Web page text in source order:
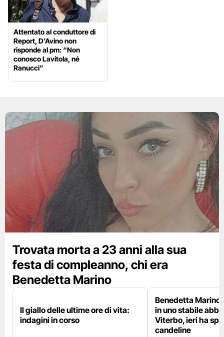
Attentato al conduttore di
Report, D’Avino non
risponde al pm: “Non
conosco Lavitola, né
Ranucci”
Trovata morta a 23 anni alla sua
festa di compleanno, chi era
Benedetta Marino
Il giallo delle ultime ore di vita:
indagini in corso
Benedetta Marino
in uno stabile
Viterbo, ieri ha
candeline